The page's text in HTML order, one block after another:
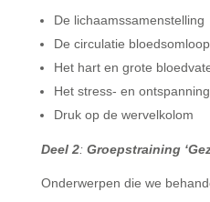
De lichaamssamenstelling
De circulatie
Het hart en grote
Het stress- en
Druk op de wervelkolom
Deel 2: Groepstraining
Onderwerpen die we